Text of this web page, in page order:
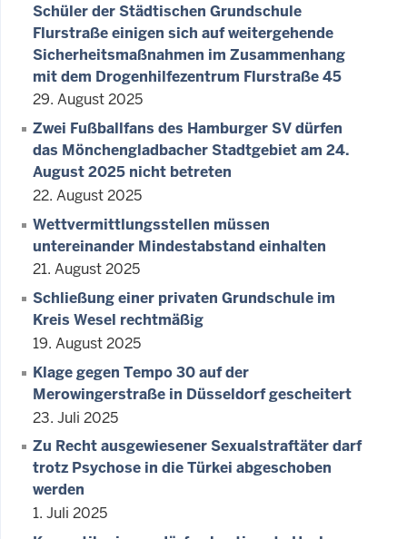
Schüler der Städtischen Grundschule
Flurstraße einigen sich auf weitergehende
Sicherheitsmaßnahmen im Zusammenhang
mit dem Drogenhilfezentrum Flurstraße 45
29. August 2025
Zwei Fußballfans des Hamburger SV dürfen
das Mönchengladbacher Stadtgebiet am 24.
August 2025 nicht betreten
22. August 2025
Wettvermittlungsstellen müssen
untereinander Mindestabstand einhalten
21. August 2025
Schließung einer privaten Grundschule im
Kreis Wesel rechtmäßig
19. August 2025
Klage gegen Tempo 30 auf der
Merowingerstraße in Düsseldorf gescheitert
23. Juli 2025
Zu Recht ausgewiesener Sexualstraftäter darf
trotz Psychose in die Türkei abgeschoben
werden
1. Juli 2025